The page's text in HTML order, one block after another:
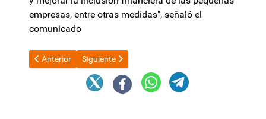
empresas, entre otras medidas", señaló el
comunicado
Artículo anterior: Canasta de crianza: según el INDEC, en
Anterior Artículo siguiente: Milei será el principal expositor
Siguiente